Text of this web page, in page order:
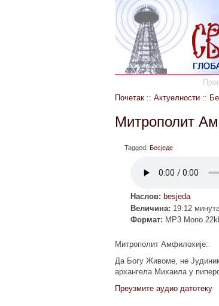
Почетак :: Актуелности ::
Митрополит
Tagged: Бесједе
Наслов: besjeda
Величина: 19:12
Формат: MP3 Mono
Митрополит Амфилохије:
Да Богу Живоме, не Јудиним
архангела Михаила у
Преузмите аудио датотеку